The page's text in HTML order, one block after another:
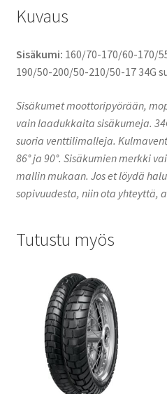
määrä
Kuvaus
Sisäkumi: 160/70-170/60-170/
190/50-200/50-210/50-17 34G
Sisäkumet moottoripyörään,
vain laadukkaita sisäkumeja.
suoria venttilimalleja.
86° ja 90°. Sisäkumien merkki
mallin mukaan. Jos et löydä
sopivuudesta, niin ota yhteyttä,
Tutustu myös